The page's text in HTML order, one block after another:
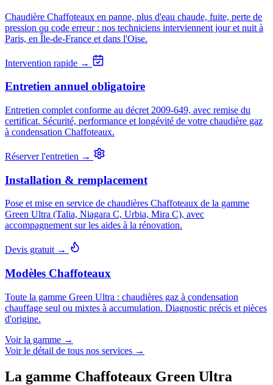
Chaudière Chaffoteaux en panne, plus d'eau chaude, fuite, perte de
pression ou code erreur : nos techniciens interviennent jour et nuit à
Paris, en Île-de-France et dans l'Oise.
Intervention rapide →
Entretien annuel obligatoire
Entretien complet conforme au décret 2009-649, avec remise du
certificat. Sécurité, performance et longévité de votre chaudière gaz
à condensation Chaffoteaux.
Réserver l'entretien →
Installation & remplacement
Pose et mise en service de chaudières Chaffoteaux de la gamme
Green Ultra (Talia, Niagara C, Urbia, Mira C), avec
accompagnement sur les aides à la rénovation.
Devis gratuit →
Modèles Chaffoteaux
Toute la gamme Green Ultra : chaudières gaz à condensation
chauffage seul ou mixtes à accumulation. Diagnostic précis et pièces
d'origine.
Voir la gamme →
Voir le détail de tous nos services →
La gamme Chaffoteaux Green Ultra